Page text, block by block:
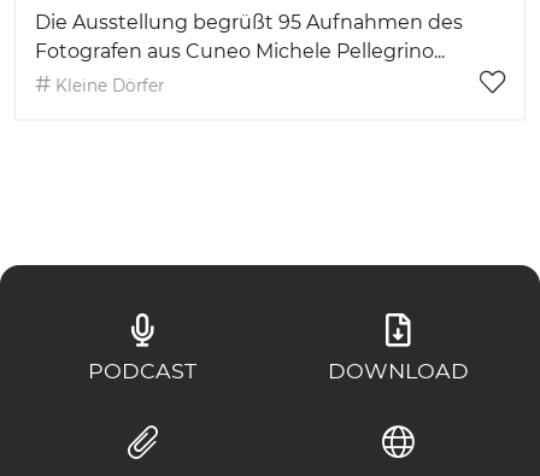
Die Ausstellung begrüßt 95 Aufnahmen des
Fotografen aus Cuneo Michele Pellegrino...
Kleine Dörfer
PODCAST DOWNLOAD